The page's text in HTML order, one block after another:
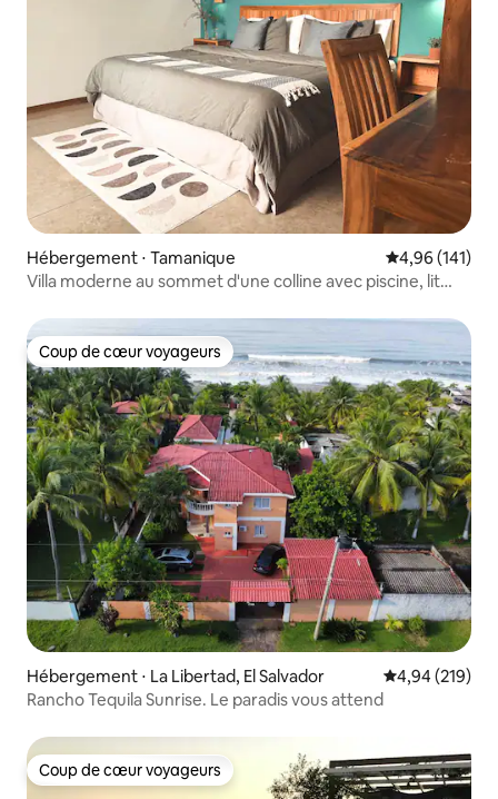
Hébergement ⋅ Tamanique Évaluation
4,96 (141)
Villa moderne au sommet d'une colline avec piscine, lit
4 personnes
Coup de cœur voyageurs
Coup de cœur voyageurs
Hébergement ⋅ La Libertad, El Salvador Évaluation
4,94 (219)
Rancho Tequila Sunrise. Le paradis vous attend
Coup de cœur voyageurs
Coup de cœur voyageurs